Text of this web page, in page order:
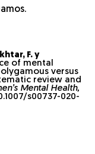
F. y
of mental
versus
review and
Mental Health,
s00737-020-